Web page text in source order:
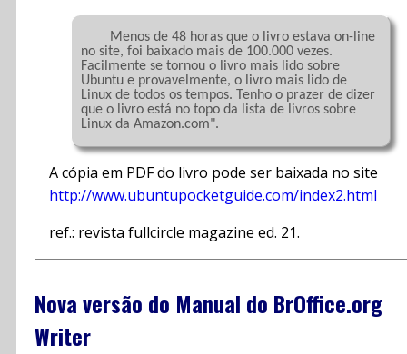
no site, foi baixado mais de 100.000 vezes.
Facilmente se tornou o livro mais lido sobre
Ubuntu e provavelmente, o livro mais lido de
Linux de todos os tempos. Tenho o prazer de dizer
que o livro está no topo da lista de livros sobre
Linux da Amazon.com".
A cópia em PDF do livro pode ser baixada no site
http://www.ubuntupocketguide.com/index2.html
ref.: revista fullcircle magazine ed. 21.
Nova versão do Manual do BrOffice.org
Writer